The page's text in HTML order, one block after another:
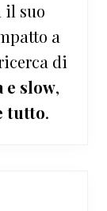
il suo
a
di
e slow,
tutto.